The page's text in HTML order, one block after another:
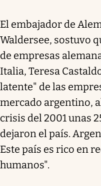
El embajador de
Waldersee, sostuvo
de empresas
Italia, Teresa
latente" de las
mercado argentino,
crisis del 2001 unas
dejaron el país.
Este país es rico en
humanos".